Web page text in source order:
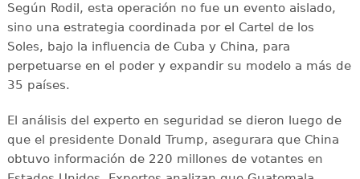
Según Rodil, esta operación no fue un evento aislado,
sino una estrategia coordinada por el Cartel de los
Soles, bajo la influencia de Cuba y China, para
perpetuarse en el poder y expandir su modelo a más de
35 países.
El análisis del experto en seguridad se dieron luego de
que el presidente Donald Trump, asegurara que China
obtuvo información de 220 millones de votantes en